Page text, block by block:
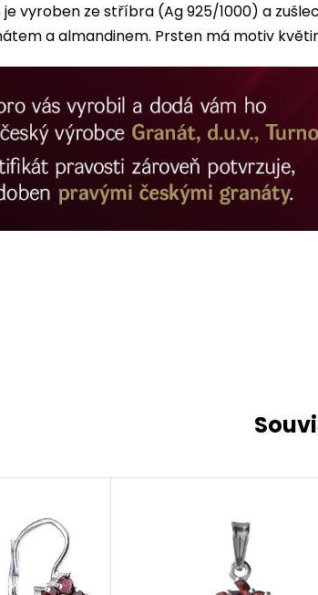
vyroben ze stříbra (Ag 925/1000) a
a almandinem. Prsten má motiv